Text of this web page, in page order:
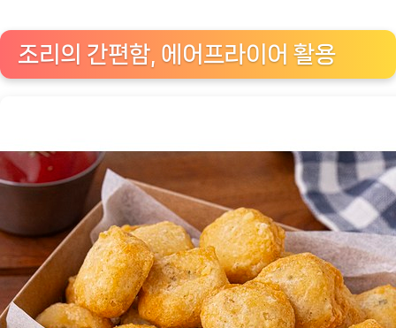
조리의 간편함, 에어프라이어 활용